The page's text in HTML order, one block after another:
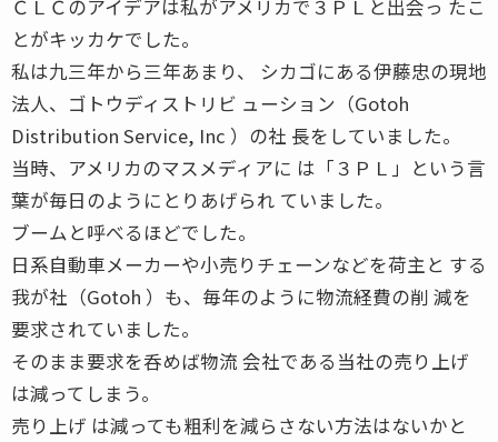
ＣＬＣのアイデアは私がアメリカで３ＰＬと出会っ たこ
とがキッカケでした。
私は九三年から三年あまり、 シカゴにある伊藤忠の現地
法人、ゴトウディストリビ ューション（Gotoh
Distribution Service, Inc ）の社 長をしていました。
当時、アメリカのマスメディアに は「３ＰＬ」という言
葉が毎日のようにとりあげられ ていました。
ブームと呼べるほどでした。
日系自動車メーカーや小売りチェーンなどを荷主と する
我が社（Gotoh ）も、毎年のように物流経費の削 減を
要求されていました。
そのまま要求を呑めば物流 会社である当社の売り上げ
は減ってしまう。
売り上げ は減っても粗利を減らさない方法はないかと